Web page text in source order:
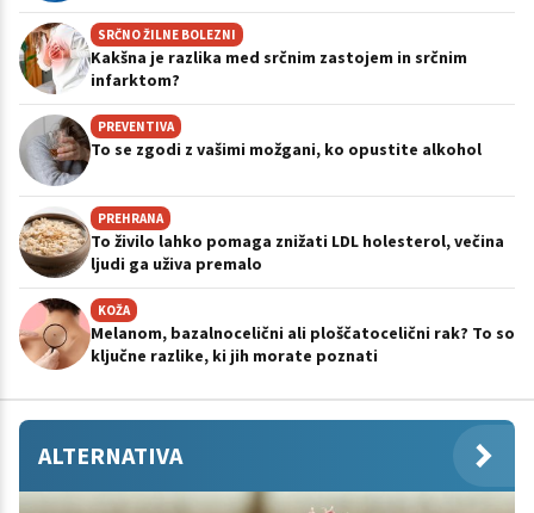
SRČNO ŽILNE BOLEZNI
Kakšna je razlika med srčnim zastojem in srčnim
infarktom?
PREVENTIVA
To se zgodi z vašimi možgani, ko opustite alkohol
PREHRANA
To živilo lahko pomaga znižati LDL holesterol, večina
ljudi ga uživa premalo
KOŽA
Melanom, bazalnocelični ali ploščatocelični rak? To so
ključne razlike, ki jih morate poznati
ALTERNATIVA